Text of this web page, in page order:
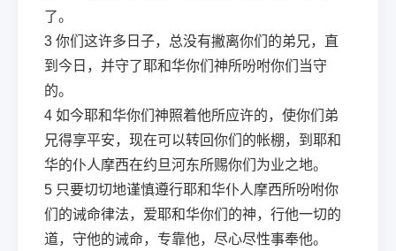
了。
3 你们这许多日子，总没有撇离你们的弟兄，直
到今日，并守了耶和华你们神所吩咐你们当守
的。
4 如今耶和华你们神照着他所应许的，使你们弟
兄得享平安，现在可以转回你们的帐棚，到耶和
华的仆人摩西在约旦河东所赐你们为业之地。
5 只要切切地谨慎遵行耶和华仆人摩西所吩咐你
们的诫命律法，爱耶和华你们的神，行他一切的
道，守他的诫命，专靠他，尽心尽性事奉他。